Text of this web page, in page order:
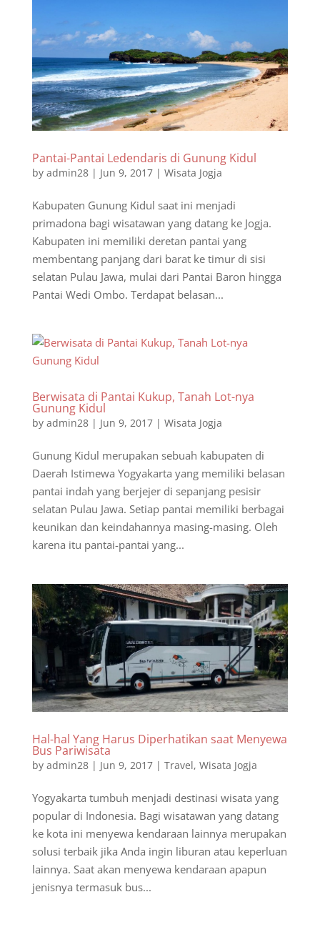
Pantai-Pantai Ledendaris di Gunung Kidul
by admin28| Jun 9, 2017| Wisata Jogja
Kabupaten Gunung Kidul saat ini menjadi
primadona bagi wisatawan yang datang ke Jogja.
Kabupaten ini memiliki deretan pantai yang
membentang panjang dari barat ke timur di sisi
selatan Pulau Jawa, mulai dari Pantai Baron hingga
Pantai Wedi Ombo. Terdapat belasan...
Berwisata di Pantai Kukup, Tanah Lot-nya
Gunung Kidul
by admin28| Jun 9, 2017| Wisata Jogja
Gunung Kidul merupakan sebuah kabupaten di
Daerah Istimewa Yogyakarta yang memiliki belasan
pantai indah yang berjejer di sepanjang pesisir
selatan Pulau Jawa. Setiap pantai memiliki berbagai
keunikan dan keindahannya masing-masing. Oleh
karena itu pantai-pantai yang...
Hal-hal Yang Harus Diperhatikan saat Menyewa
Bus Pariwisata
by admin28| Jun 9, 2017| Travel, Wisata Jogja
Yogyakarta tumbuh menjadi destinasi wisata yang
popular di Indonesia. Bagi wisatawan yang datang
ke kota ini menyewa kendaraan lainnya merupakan
solusi terbaik jika Anda ingin liburan atau keperluan
lainnya. Saat akan menyewa kendaraan apapun
jenisnya termasuk bus...